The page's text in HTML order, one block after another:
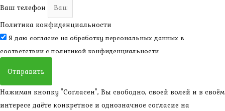
Ваш телефон
Политика конфиденциальности
Я даю согласие на обработку персональных данных в
соответствии с политикой конфиденциальности
Отправить
Нажимая кнопку "Согласен", Вы свободно, своей волей и в своём
интересе даёте конкретное и однозначное согласие на